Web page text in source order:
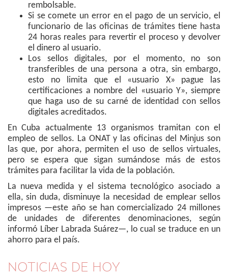
rembolsable.
Si se comete un error en el pago de un servicio, el
funcionario de las oficinas de trámites tiene hasta
24 horas reales para revertir el proceso y devolver
el dinero al usuario.
Los sellos digitales, por el momento, no son
transferibles de una persona a otra, sin embargo,
esto no limita que el «usuario X» pague las
certificaciones a nombre del «usuario Y», siempre
que haga uso de su carné de identidad con sellos
digitales acreditados.
En Cuba actualmente 13 organismos tramitan con el
empleo de sellos. La ONAT y las oficinas del Minjus son
las que, por ahora, permiten el uso de sellos virtuales,
pero se espera que sigan sumándose más de estos
trámites para facilitar la vida de la población.
La nueva medida y el sistema tecnológico asociado a
ella, sin duda, disminuye la necesidad de emplear sellos
impresos —este año se han comercializado 24 millones
de unidades de diferentes denominaciones, según
informó Líber Labrada Suárez—, lo cual se traduce en un
ahorro para el país.
NOTICIAS DE HOY